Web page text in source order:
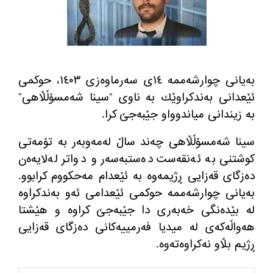
به‌یانی چوارشه‌ممه‌ ١٤ی سه‌رماوه‌زی ١٤٠٣، حوكمی
ئێعدانی به‌ندكراوێك به‌ ناوی “سینا شه‌مسۆڵڵاهی”
به‌ زیندانی میاندوواو جێبه‌جێ كرا.
سینا شه‌مسۆڵڵاهی چه‌ند ساڵ له‌مه‌وبه‌ر به‌ تۆمه‌تی
كوشتنی به‌ ئه‌نقه‌ست ده‌ستبه‌سه‌ر و دواتر له‌لایه‌ه‌ن
ده‌زگای قه‌زایی ڕژیمه‌وه‌ به‌ ئێعدام مه‌حكووم كرابوو.
به‌یانی چوارشه‌ممه‌ حوكمی ئێعدامی ئه‌و به‌ندكراوه‌
له‌ بێده‌نگی خه‌به‌ری دا جێبه‌جێ كراوه‌ و هێشتا
هه‌واڵه‌كه‌ی له‌ میدیا فه‌رمییه‌كانی ده‌زگای قه‌زایی
ڕژیم بڵاو نه‌كراوه‌ته‌وه‌.